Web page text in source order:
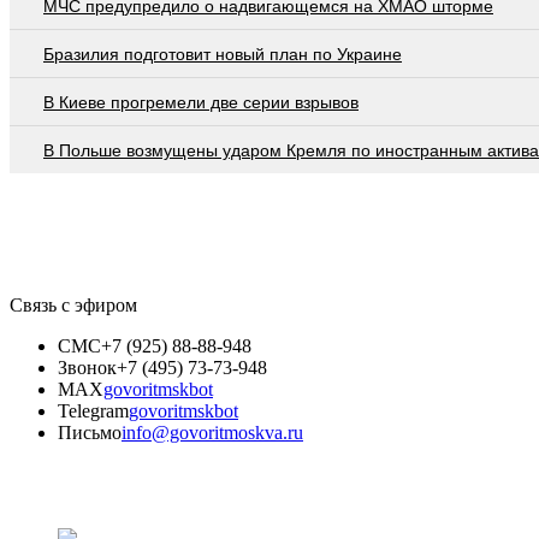
МЧС предупредило о надвигающемся на ХМАО шторме
Бразилия подготовит новый план по Украине
В Киеве прогремели две серии взрывов
В Польше возмущены ударом Кремля по иностранным
Связь с эфиром
СМС+7 (925) 88-88-948
Звонок+7 (495) 73-73-948
MAXgovoritmskbot
Telegramgovoritmskbot
Письмоinfo@govoritmoskva.ru